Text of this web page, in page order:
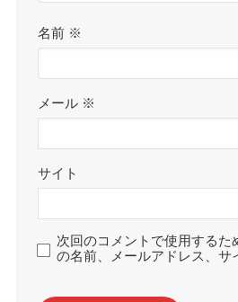
名前 ※
メール ※
サイト
次回のコメントで使用するた
の名前、メールアドレス、サ